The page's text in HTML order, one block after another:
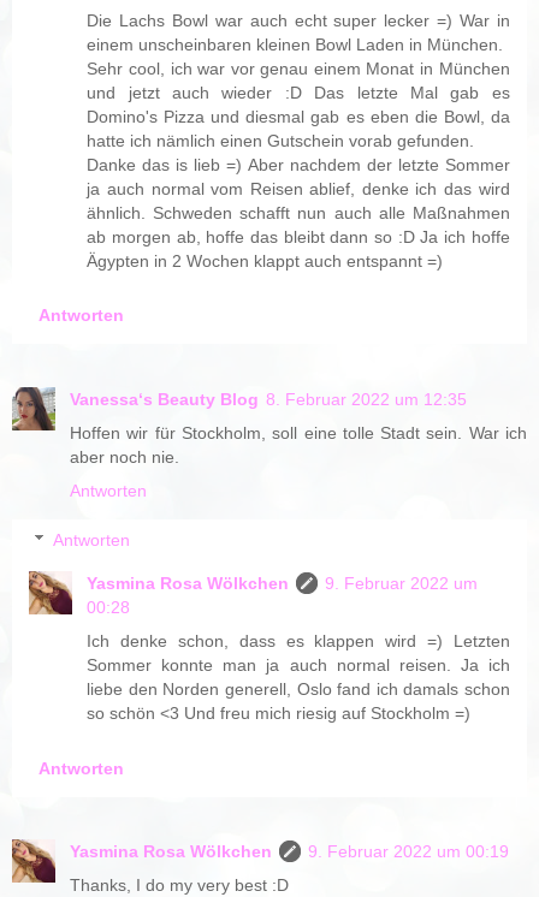
Die Lachs Bowl war auch echt super lecker =) War in
einem unscheinbaren kleinen Bowl Laden in München.
Sehr cool, ich war vor genau einem Monat in München
und jetzt auch wieder :D Das letzte Mal gab es
Domino's Pizza und diesmal gab es eben die Bowl, da
hatte ich nämlich einen Gutschein vorab gefunden.
Danke das is lieb =) Aber nachdem der letzte Sommer
ja auch normal vom Reisen ablief, denke ich das wird
ähnlich. Schweden schafft nun auch alle Maßnahmen
ab morgen ab, hoffe das bleibt dann so :D Ja ich hoffe
Ägypten in 2 Wochen klappt auch entspannt =)
Antworten
Vanessa‘s Beauty Blog 8. Februar 2022 um 12:35
Hoffen wir für Stockholm, soll eine tolle Stadt sein. War ich
aber noch nie.
Antworten
Antworten
Yasmina Rosa Wölkchen
9. Februar 2022 um
00:28
Ich denke schon, dass es klappen wird =) Letzten
Sommer konnte man ja auch normal reisen. Ja ich
liebe den Norden generell, Oslo fand ich damals schon
so schön <3 Und freu mich riesig auf Stockholm =)
Antworten
Yasmina Rosa Wölkchen
9. Februar 2022 um 00:19
Thanks, I do my very best :D